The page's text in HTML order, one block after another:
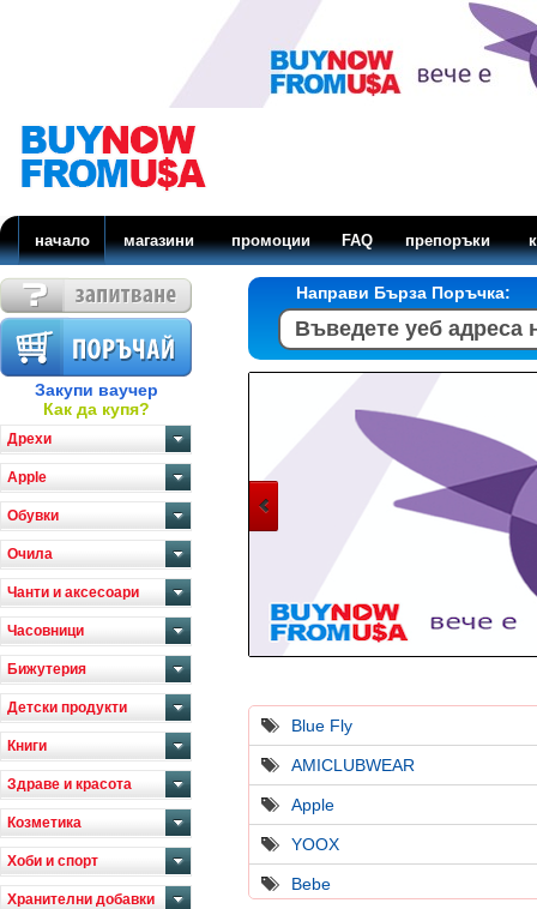
начало магазини промоции FAQ препоръки
Закупи ваучер
Как да купя?
Дрехи
Apple
Обувки
Очила
Чанти и аксесоари
Часовници
Бижутерия
Детски продукти
Книги
Здраве и красота
Козметика
Хоби и спорт
Хранителни добавки
Направи Бърза Поръчка:
Blue Fly
AMICLUBWEAR
Apple
YOOX
Bebe